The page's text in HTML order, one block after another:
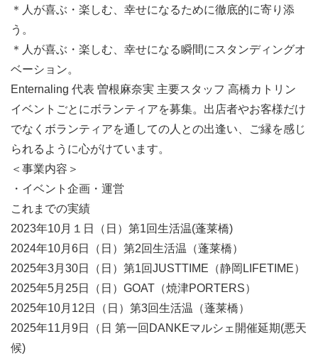
＊人が喜ぶ・楽しむ、幸せになるために徹底的に寄り添
う。
＊人が喜ぶ・楽しむ、幸せになる瞬間にスタンディングオ
ベーション。
Enternaling 代表 曽根麻奈実 主要スタッフ 高橋カトリン
イベントごとにボランティアを募集。出店者やお客様だけ
でなくボランティアを通しての人との出逢い、ご縁を感じ
られるように心がけています。
＜事業内容＞
・イベント企画・運営
これまでの実績
2023年10月１日（日）第1回生活温(蓬莱橋)
2024年10月6日（日）第2回生活温（蓬莱橋）
2025年3月30日（日）第1回JUSTTIME（静岡LIFETIME）
2025年5月25日（日）GOAT（焼津PORTERS）
2025年10月12日（日）第3回生活温（蓬莱橋）
2025年11月9日（日 第一回DANKEマルシェ開催延期(悪天
候)